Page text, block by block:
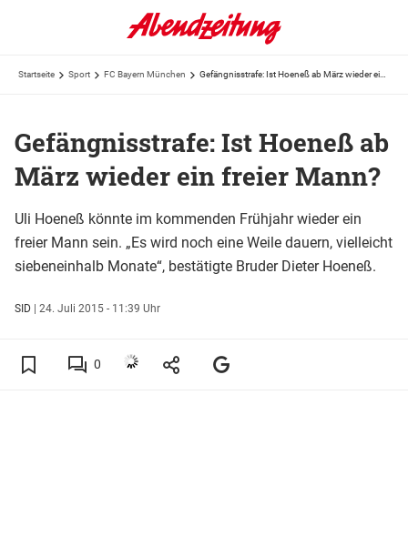
Startseite Sport FC Bayern München
Gefängnisstrafe: Ist Hoeneß ab
März wieder ein freier Mann?
Uli Hoeneß könnte im kommenden Frühjahr wieder ein
freier Mann sein. „Es wird noch eine Weile dauern, vielleicht
siebeneinhalb Monate“, bestätigte Bruder Dieter Hoeneß.
SID | 24. Juli 2015 - 11:39 Uhr
0